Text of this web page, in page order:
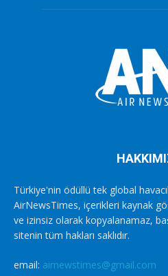
Türkiye'nin ödüllü tek global
AirNewsTimes, içerikleri kaynak
ve izinsiz olarak kopyalanamaz,
sitenin tüm hakları saklıdır.
email: airnewstimes@gmail.com